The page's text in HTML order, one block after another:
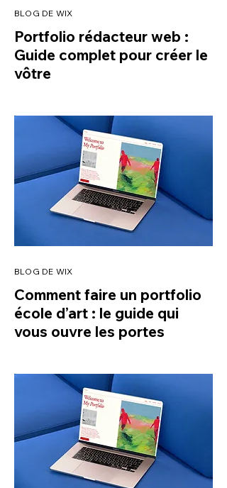
BLOG DE WIX
Portfolio rédacteur web :
Guide complet pour créer le
vôtre
BLOG DE WIX
Comment faire un portfolio
école d’art : le guide qui
vous ouvre les portes